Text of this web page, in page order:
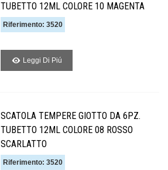
TUBETTO 12ML COLORE 10 MAGENTA
Riferimento: 3520
Leggi Di Piú
SCATOLA TEMPERE GIOTTO DA 6PZ.
TUBETTO 12ML COLORE 08 ROSSO
SCARLATTO
Riferimento: 3520